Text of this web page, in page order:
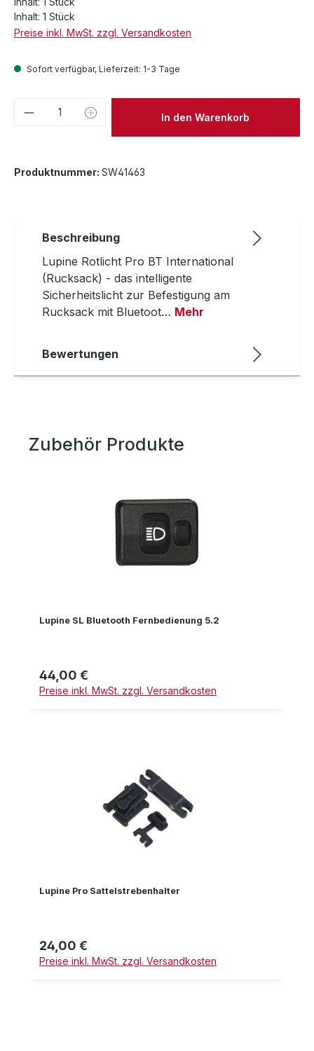
Inhalt: 1 Stück
Preise inkl. MwSt. zzgl. Versandkosten
Sofort verfügbar, Lieferzeit: 1-3 Tage
Produkt Anzahl: Gib denIn den Warenkorb
Produktnummer: SW41463
Beschreibung
Lupine Rotlicht Pro BT International
(Rucksack) - das intelligente
Sicherheitslicht zur Befestigung am
Rucksack mit Bluetoot… Mehr
Bewertungen
Produktgalerie überspringen
Zubehör Produkte
Lupine SL Bluetooth Fernbedienung 5.2
Regulärer Preis:
44,00 €
Preise inkl. MwSt. zzgl. Versandkosten
Lupine Pro Sattelstrebenhalter
Regulärer Preis:
24,00 €
Preise inkl. MwSt. zzgl. Versandkosten